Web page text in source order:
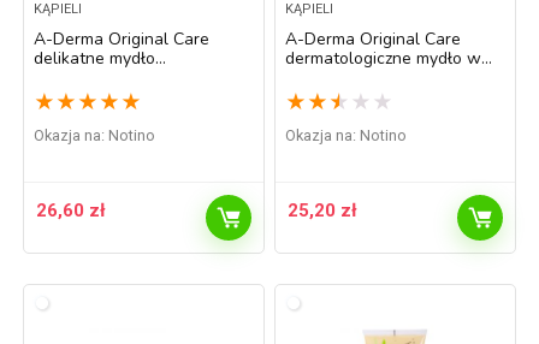
KĄPIELI
A-Derma Original Care
delikatne mydło
★ ★ ★ ★ ★
Okazja na: Notino
26,60 zł
KĄPIELI
A-Derma Original Care
dermatologiczne mydło w
podrażnionej 100 g
★ ★ ★ ★ ★
Okazja na: Notino
25,20 zł